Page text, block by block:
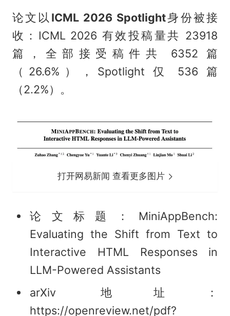
论文以 ICML 2026 Spotlight身份被接
收：ICML 2026 有效投稿量共 23918
篇，全部接受稿件共 6352 篇
（26.6%），Spotlight 仅 536 篇
（2.2%）。
打开网易新闻 查看更多图片
论文标题：MiniAppBench:
Evaluating the Shift from Text to
Interactive HTML Responses in
LLM-Powered Assistants
arXiv 地址：
https://openreview.net/pdf?